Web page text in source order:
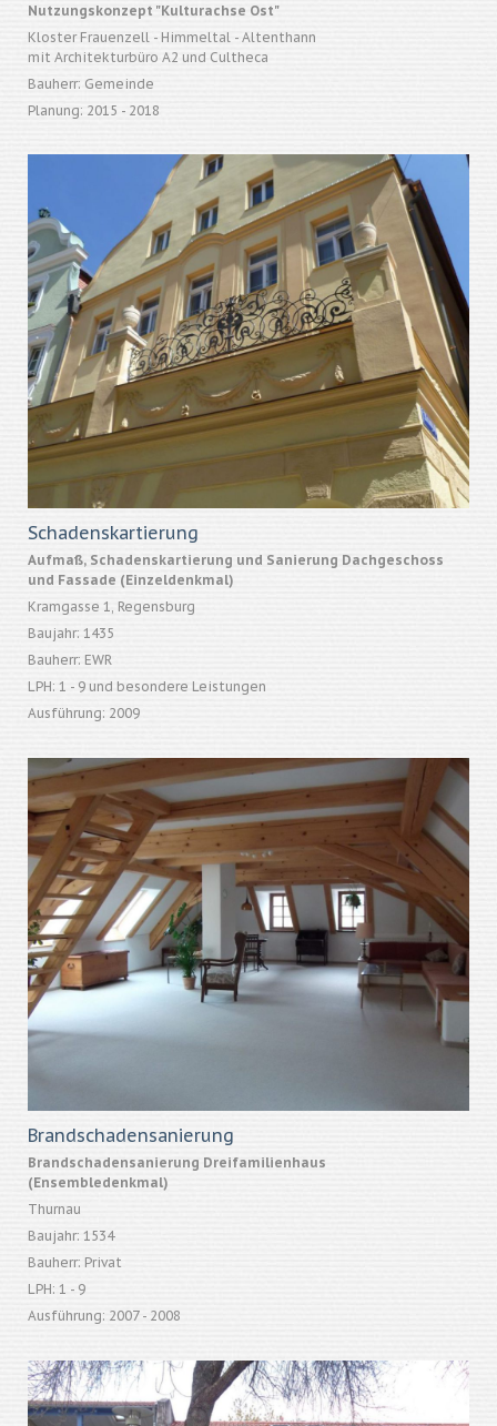
Nutzungskonzept "Kulturachse Ost"
Kloster Frauenzell - Himmeltal - Altenthann
mit Architekturbüro A2 und Cultheca
Bauherr: Gemeinde
Planung: 2015 - 2018
Schadenskartierung
Aufmaß, Schadenskartierung und Sanierung Dachgeschoss
und Fassade (Einzeldenkmal)
Kramgasse 1, Regensburg
Baujahr: 1435
Bauherr: EWR
LPH: 1 - 9 und besondere Leistungen
Ausführung: 2009
Brandschadensanierung
Brandschadensanierung Dreifamilienhaus
(Ensembledenkmal)
Thurnau
Baujahr: 1534
Bauherr: Privat
LPH: 1 - 9
Ausführung: 2007 - 2008